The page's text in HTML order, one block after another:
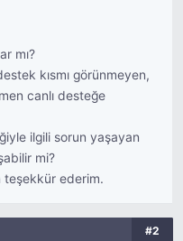
mı?
kısmı görünmeyen,
canlı desteğe
ilgili sorun yaşayan
mi?
teşekkür ederim.
#2